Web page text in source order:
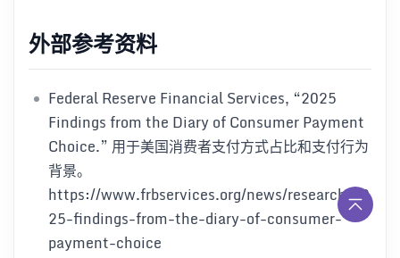
外部参考资料
Federal Reserve Financial Services, “2025
Findings from the Diary of Consumer Payment
Choice.” 用于美国消费者支付方式占比和支付行为
背景。
https://www.frbservices.org/news/research/20
25-findings-from-the-diary-of-consumer-
payment-choice